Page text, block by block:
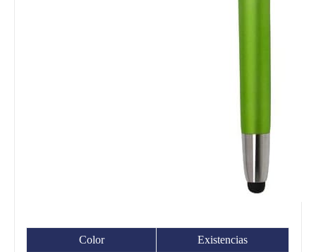
Color Existencias